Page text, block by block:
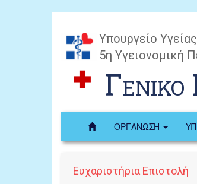
Υπουργείο Υγείας
5η Υγειονομική
ΟΡΓΑΝΩΣΗ
Ευχαριστήρια Επιστολή